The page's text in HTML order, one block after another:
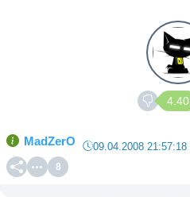
4.40
MadZerO 09.04.2008 21:57:18
8